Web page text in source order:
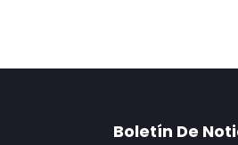
Boletín De